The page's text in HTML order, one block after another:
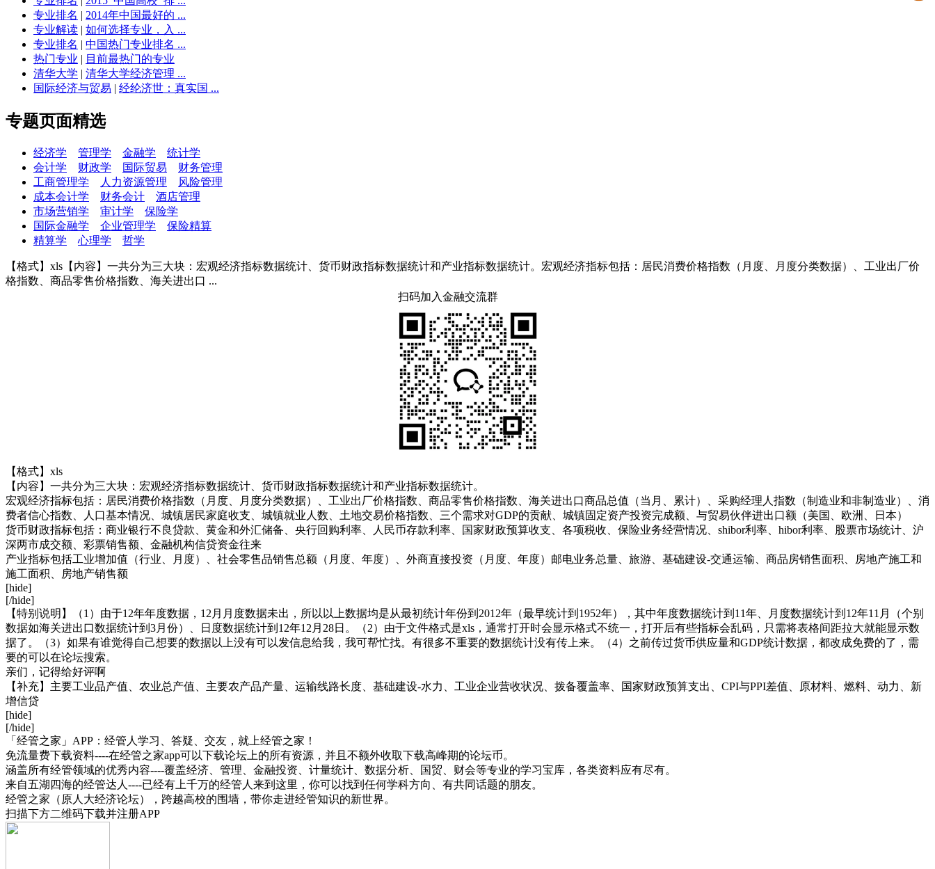
专业排名 | 2014年中国最好的 ...
专业解读 | 如何选择专业，入 ...
专业排名 | 中国热门专业排名 ...
热门专业 | 目前最热门的专业
清华大学 | 清华大学经济管理 ...
国际经济与贸易 | 经纶济世：真实国 ...
专题页面精选
经济学 管理学 金融学
统计学
会计学
财政学 国际贸易
财务管理
工商管理学
人力资源管理
风险管理
成本会计学
财务会计
酒店管理
市场营销学
审计学
保险学
国际金融学
企业管理学
保险精算
精算学
心理学 哲学
【格式】xls【内容】一共分为三大块：宏观经济指标数据统计、货币财政指标数据统计和产业指标数据统计。宏观经济指标包括：居民消费价格指数（月度、月度分类数据）、工业出厂价
格指数、商品零售价格指数、海关进出口 ...
扫码加入金融交流群
【格式】xls
【内容】一共分为三大块：宏观经济指标数据统计、货币财政指标数据统计和产业指标数据统计。
宏观经济指标包括：居民消费价格指数（月度、月度分类数据）、工业出厂价格指数、商品零售价格指数、海关进出口商品总值（当月、累计）、采购经理人指数（制造业和非制造业）、消
费者信心指数、人口基本情况、城镇居民家庭收支、城镇就业人数、土地交易价格指数、三个需求对GDP的贡献、城镇固定资产投资完成额、与贸易伙伴进出口额（美国、欧洲、日本）
货币财政指标包括：商业银行不良贷款、黄金和外汇储备、央行回购利率、人民币存款利率、国家财政预算收支、各项税收、保险业务经营情况、shibor利率、hibor利率、股票市场统计、沪
深两市成交额、彩票销售额、金融机构信贷资金往来
产业指标包括工业增加值（行业、月度）、社会零售品销售总额（月度、年度）、外商直接投资（月度、年度）邮电业务总量、旅游、基础建设-交通运输、商品房销售面积、房地产施工和
施工面积、房地产销售额
[hide]
[/hide]
【特别说明】（1）由于12年年度数据，12月月度数据未出，所以以上数据均是从最初统计年份到2012年（最早统计到1952年），其中年度数据统计到11年、月度数据统计到12年11月（个别
数据如海关进出口数据统计到3月份）、日度数据统计到12年12月28日。（2）由于文件格式是xls，通常打开时会显示格式不统一，打开后有些指标会乱码，只需将表格间距拉大就能显示数
据了。（3）如果有谁觉得自己想要的数据以上没有可以发信息给我，我可帮忙找。有很多不重要的数据统计没有传上来。（4）之前传过货币供应量和GDP统计数据，都改成免费的了，需
要的可以在论坛搜索。
亲们，记得给好评啊
【补充】主要工业品产值、农业总产值、主要农产品产量、运输线路长度、基础建设-水力、工业企业营收状况、拨备覆盖率、国家财政预算支出、CPI与PPI差值、原材料、燃料、动力、新
增信贷
[hide]
[/hide]
「经管之家」APP：经管人学习、答疑、交友，就上经管之家！
免流量费下载资料----在经管之家app可以下载论坛上的所有资源，并且不额外收取下载高峰期的论坛币。
涵盖所有经管领域的优秀内容----覆盖经济、管理、金融投资、计量统计、数据分析、国贸、财会等专业的学习宝库，各类资料应有尽有。
来自五湖四海的经管达人----已经有上千万的经管人来到这里，你可以找到任何学科方向、有共同话题的朋友。
经管之家（原人大经济论坛），跨越高校的围墙，带你走进经管知识的新世界。
扫描下方二维码下载并注册APP